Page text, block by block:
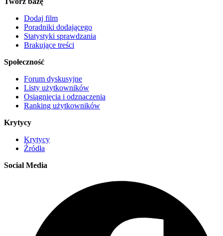
Dodaj film
Poradniki dodającego
Statystyki sprawdzania
Brakujące treści
Społeczność
Forum dyskusyjne
Listy użytkowników
Osiągnięcia i odznaczenia
Ranking użytkowników
Krytycy
Krytycy
Źródła
Social Media